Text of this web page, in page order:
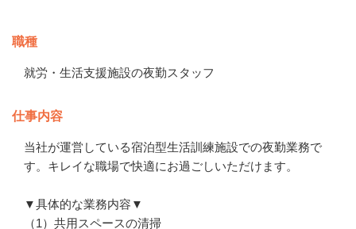
職種
就労・生活支援施設の夜勤スタッフ
仕事内容
当社が運営している宿泊型生活訓練施設での夜勤業務で
す。キレイな職場で快適にお過ごしいただけます。
▼具体的な業務内容▼
（1）共用スペースの清掃